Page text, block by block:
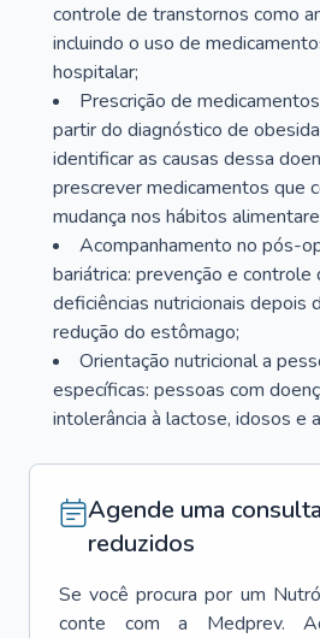
controle de transtornos como
incluindo o uso de
hospitalar;
Prescrição de
partir do diagnóstico de
identificar as causas dessa
prescrever medicamentos que
mudança nos hábitos
Acompanhamento no pós-
bariátrica: prevenção e controle
deficiências nutricionais depois
redução do estômago;
Orientação nutricional a
específicas: pessoas com
intolerância à lactose, idosos e
Agende uma
reduzidos
Se você procura por um
conte com a Medprev.